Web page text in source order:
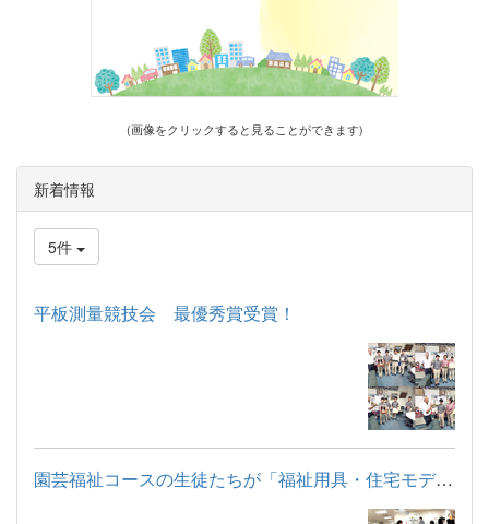
(画像をクリックすると見ることができます)
新着情報
5件
平板測量競技会 最優秀賞受賞！
園芸福祉コースの生徒たちが「福祉用具・住宅モデルルーム見学」...